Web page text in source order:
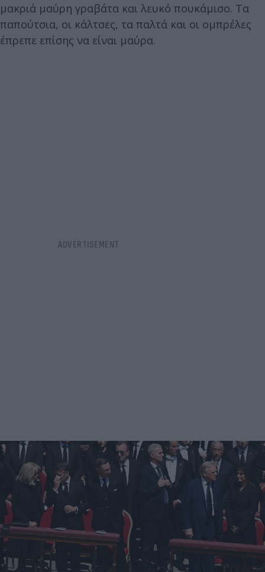
μακριά μαύρη γραβάτα και λευκό πουκάμισο. Τα
παπούτσια, οι κάλτσες, τα παλτά και οι ομπρέλες
έπρεπε επίσης να είναι μαύρα.